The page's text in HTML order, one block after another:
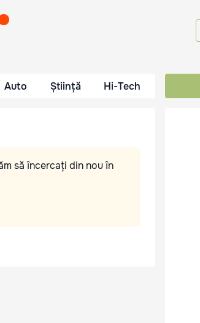
Auto Știință Hi-Tech
să încercați din nou în